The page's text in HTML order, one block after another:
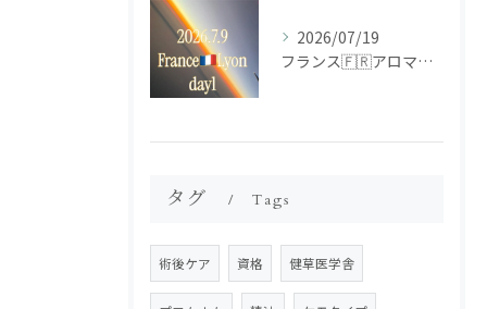
2026/07/19
フランス🇫🇷アロマ研修ツアー𝗱𝗮𝘆𝟭
タグ Tags
術後ケア 資格 健草医学舎